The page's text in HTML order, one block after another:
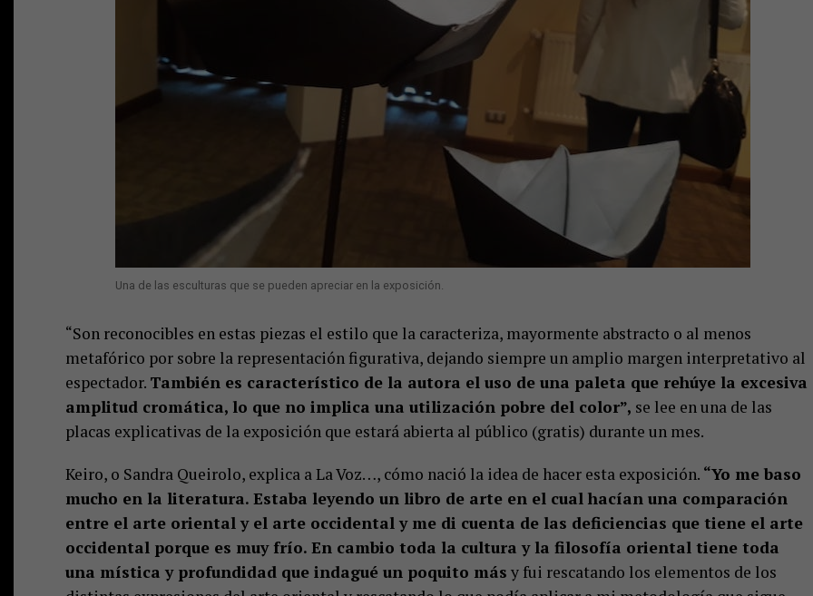
Una de las esculturas que se pueden apreciar en la exposición.
“Son reconocibles en estas piezas el estilo que la caracteriza, mayormente abstracto o al menos
metafórico por sobre la representación figurativa, dejando siempre un amplio margen interpretativo al
espectador. También es característico de la autora el uso de una paleta que rehúye la excesiva
amplitud cromática, lo que no implica una utilización pobre del color”, se lee en una de las
placas explicativas de la exposición que estará abierta al público (gratis) durante un mes.
Keiro, o Sandra Queirolo, explica a La Voz…, cómo nació la idea de hacer esta exposición. “Yo me baso
mucho en la literatura. Estaba leyendo un libro de arte en el cual hacían una comparación
entre el arte oriental y el arte occidental y me di cuenta de las deficiencias que tiene el arte
occidental porque es muy frío. En cambio toda la cultura y la filosofía oriental tiene toda
una mística y profundidad que indagué un poquito más y fui rescatando los elementos de los